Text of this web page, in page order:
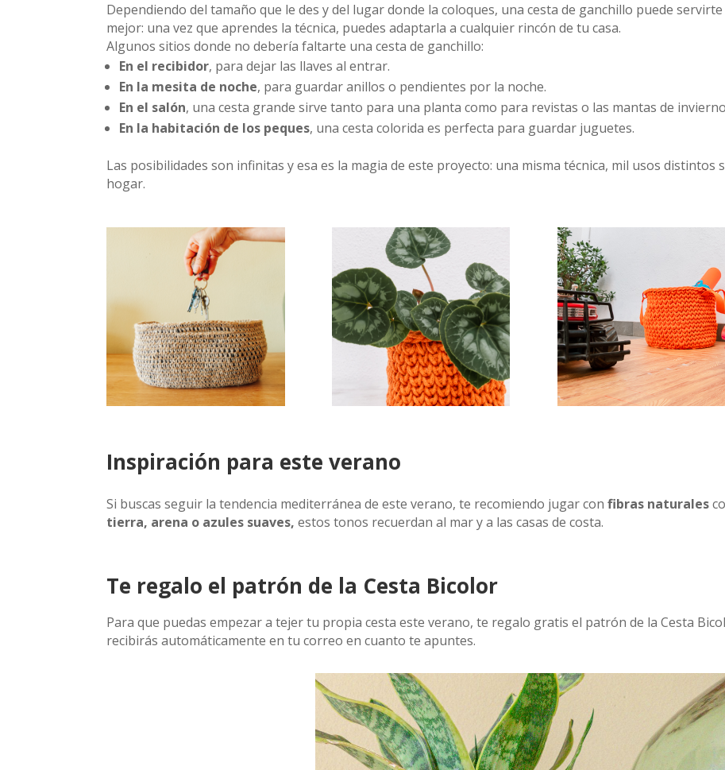
Dependiendo del tamaño que le des y del lugar donde la coloques, una cesta de ganchillo puede
mejor: una vez que aprendes la técnica, puedes adaptarla a cualquier rincón de tu casa.
Algunos sitios donde no debería faltarte una cesta de ganchillo:
En el recibidor, para dejar las llaves al entrar.
En la mesita de noche, para guardar anillos o pendientes por la noche.
En el salón, una cesta grande sirve tanto para una planta como para revistas o las mantas de
En la habitación de los peques, una cesta colorida es perfecta para guardar juguetes.
Las posibilidades son infinitas y esa es la magia de este proyecto: una misma técnica, mil usos distintos
hogar.
Inspiración para este verano
Si buscas seguir la tendencia mediterránea de este verano, te recomiendo jugar confibras naturales
tierra, arena o azules suaves,estos tonos recuerdan al mar y a las casas de costa.
Te regalo el patrón de la Cesta Bicolor
Para que puedas empezar a tejer tu propia cesta este verano, te regalo gratis el patrón de la Cesta
recibirás automáticamente en tu correo en cuanto te apuntes.